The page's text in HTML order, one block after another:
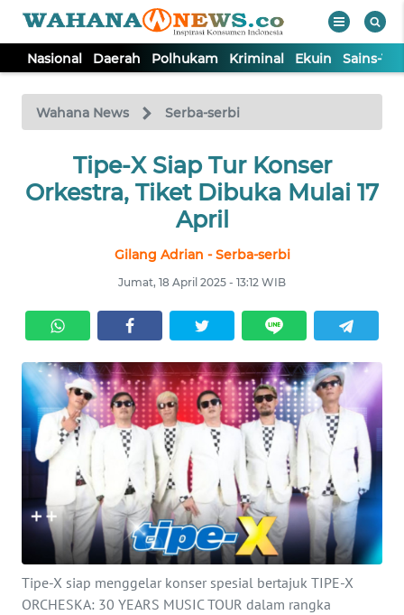
Nasional Daerah Polhukam Kriminal Ekuin Sains-
Wahana News Serba-serbi
Tipe-X Siap Tur Konser
Orkestra, Tiket Dibuka Mulai 17
April
Gilang Adrian - Serba-serbi
Jumat, 18 April 2025 - 13:12 WIB
Tipe-X siap menggelar konser spesial bertajuk TIPE-X
ORCHESKA: 30 YEARS MUSIC TOUR dalam rangka
TV
Tutup
NASIONAL
KRIMINAL
EKUIN
SAINS-TEKNO
KESEHATAN
INTERNASIONAL
SERBA-SERBI